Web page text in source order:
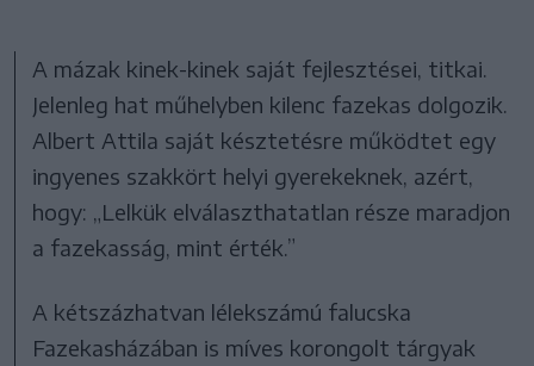
A mázak kinek-kinek saját fejlesztései, titkai.
Jelenleg hat műhelyben kilenc fazekas dolgozik.
Albert Attila saját késztetésre működtet egy
ingyenes szakkört helyi gyerekeknek, azért,
hogy: „Lelkük elválaszthatatlan része maradjon
a fazekasság, mint érték.”
A kétszázhatvan lélekszámú falucska
Fazekasházában is míves korongolt tárgyak